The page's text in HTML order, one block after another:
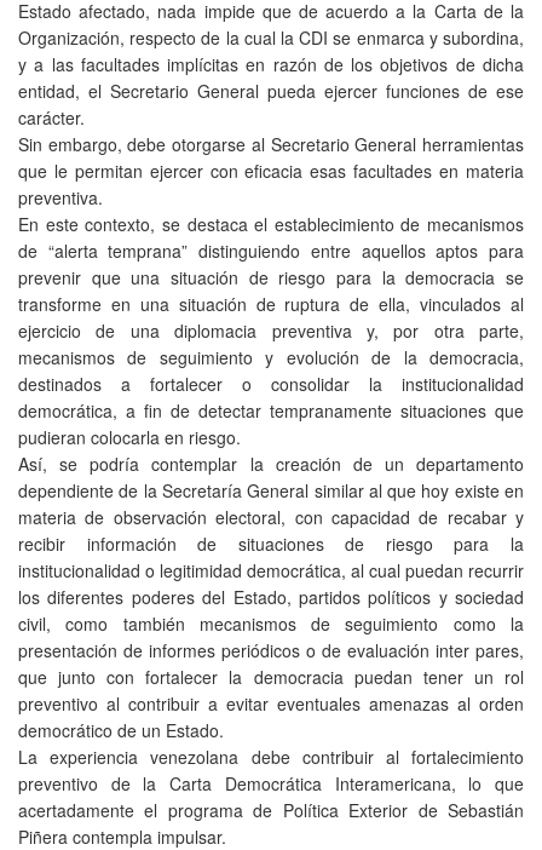
Estado afectado, nada impide que de acuerdo a la Carta de la
Organización, respecto de la cual la CDI se enmarca y subordina,
y a las facultades implícitas en razón de los objetivos de dicha
entidad, el Secretario General pueda ejercer funciones de ese
carácter.
Sin embargo, debe otorgarse al Secretario General herramientas
que le permitan ejercer con eficacia esas facultades en materia
preventiva.
En este contexto, se destaca el establecimiento de mecanismos
de “alerta temprana” distinguiendo entre aquellos aptos para
prevenir que una situación de riesgo para la democracia se
transforme en una situación de ruptura de ella, vinculados al
ejercicio de una diplomacia preventiva y, por otra parte,
mecanismos de seguimiento y evolución de la democracia,
destinados a fortalecer o consolidar la institucionalidad
democrática, a fin de detectar tempranamente situaciones que
pudieran colocarla en riesgo.
Así, se podría contemplar la creación de un departamento
dependiente de la Secretaría General similar al que hoy existe en
materia de observación electoral, con capacidad de recabar y
recibir información de situaciones de riesgo para la
institucionalidad o legitimidad democrática, al cual puedan recurrir
los diferentes poderes del Estado, partidos políticos y sociedad
civil, como también mecanismos de seguimiento como la
presentación de informes periódicos o de evaluación inter pares,
que junto con fortalecer la democracia puedan tener un rol
preventivo al contribuir a evitar eventuales amenazas al orden
democrático de un Estado.
La experiencia venezolana debe contribuir al fortalecimiento
preventivo de la Carta Democrática Interamericana, lo que
acertadamente el programa de Política Exterior de Sebastián
Piñera contempla impulsar.